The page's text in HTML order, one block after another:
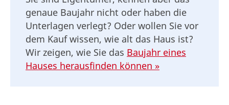
genaue Baujahr nicht oder haben die
Unterlagen verlegt? Oder wollen Sie vor
dem Kauf wissen, wie alt das Haus ist?
Wir zeigen, wie Sie das Baujahr eines
Hauses herausfinden können »